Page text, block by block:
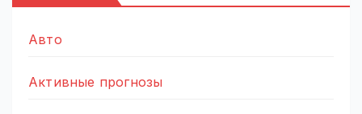
Авто
Активные прогнозы